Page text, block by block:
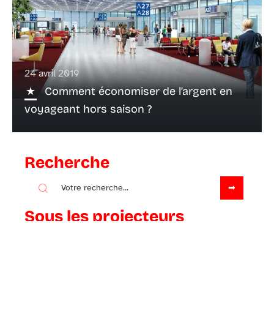
24 avril 2019
Comment économiser de l’argent en
voyageant hors saison ?
Recherche
Sous les projecteurs